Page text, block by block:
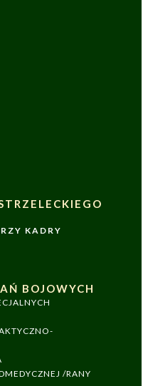
KADRY
BOJOWYCH
/RANY